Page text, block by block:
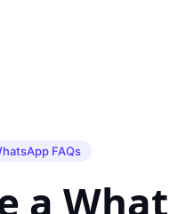
FAQs
a